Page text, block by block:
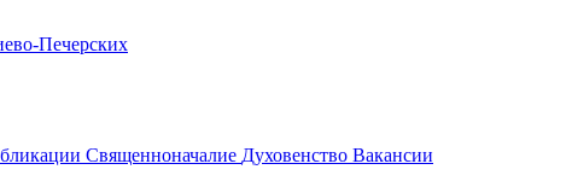
Священноначалие Духовенство Вакансии